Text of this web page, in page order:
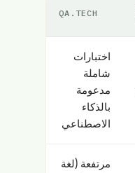
QA.TECH
اختبارات
شاملة
مدعومة
بالذكاء
الاصطناعي
مرتفعة (لغة